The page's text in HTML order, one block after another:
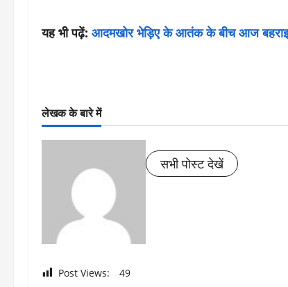
यह भी पढ़ें: आदमखोर भेड़िए के आतंक के बीच आज बहराइच
लेखक के बारे में
सभी पोस्ट देखें
Post Views: 49